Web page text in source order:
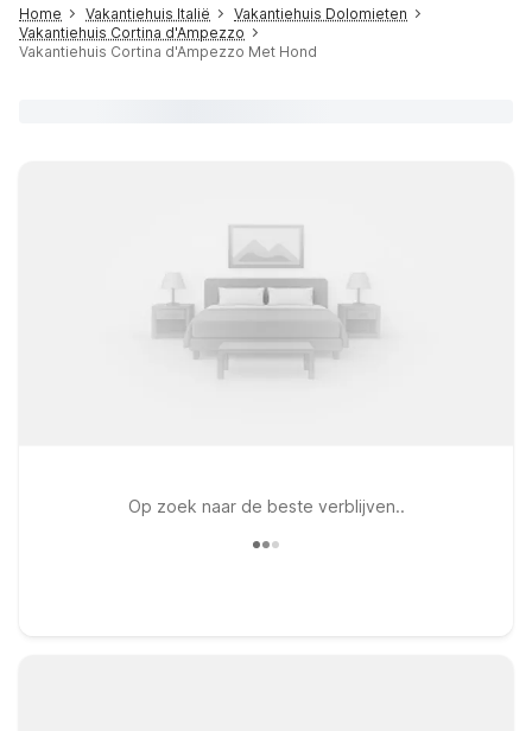
Home Vakantiehuis Italië
Vakantiehuis Dolomieten
Vakantiehuis Cortina d'Ampezzo
Vakantiehuis Cortina d'Ampezzo Met Hond
Op zoek naar de beste verblijven..